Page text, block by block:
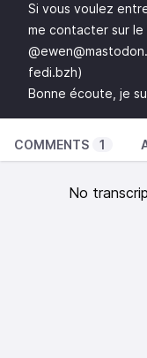
Si vous voulez
me contacter sur le
fedi.bzh)
Bonne écoute, je
COMMENTS 1
No